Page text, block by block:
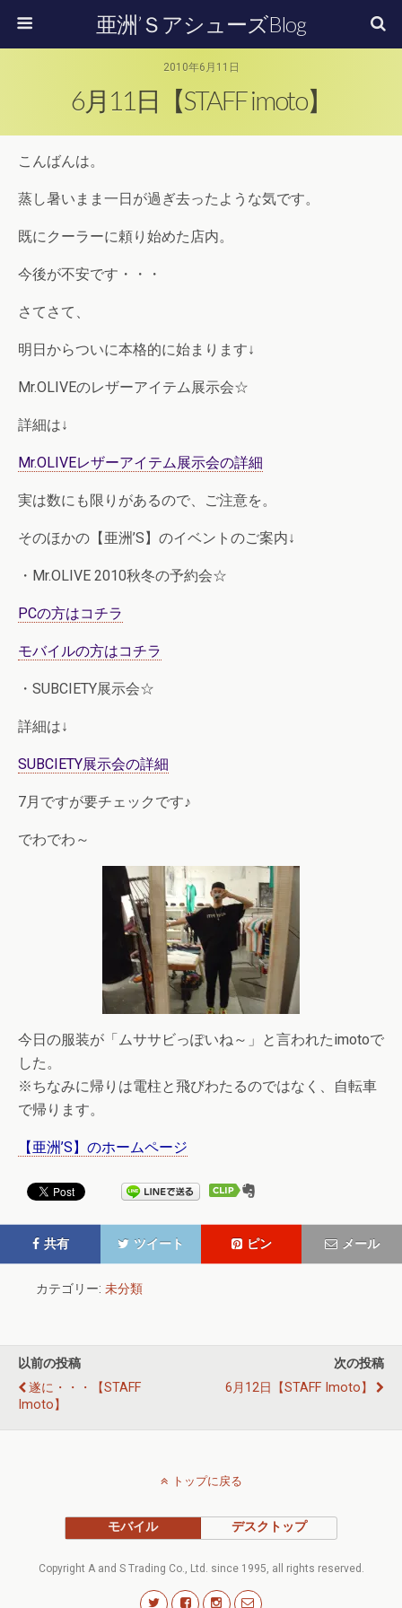
亜洲’ＳアシューズBlog
2010年6月11日
6月11日【STAFF imoto】
こんばんは。
蒸し暑いまま一日が過ぎ去ったような気です。
既にクーラーに頼り始めた店内。
今後が不安です・・・
さてさて、
明日からついに本格的に始まります↓
Mr.OLIVEのレザーアイテム展示会☆
詳細は↓
Mr.OLIVEレザーアイテム展示会の詳細
実は数にも限りがあるので、ご注意を。
そのほかの【亜洲’S】のイベントのご案内↓
・Mr.OLIVE 2010秋冬の予約会☆
PCの方はコチラ
モバイルの方はコチラ
・SUBCIETY展示会☆
詳細は↓
SUBCIETY展示会の詳細
7月ですが要チェックです♪
でわでわ～
今日の服装が「ムササビっぽいね～」と言われたimotoで
した。
※ちなみに帰りは電柱と飛びわたるのではなく、自転車
で帰ります。
【亜洲’S】のホームページ
共有 ツイート ピン メール
カテゴリー: 未分類
以前の投稿
遂に・・・【STAFF
Imoto】
次の投稿
6月12日【STAFF Imoto】
トップに戻る
モバイル デスクトップ
Copyright A and S Trading Co., Ltd. since 1995, all rights reserved.